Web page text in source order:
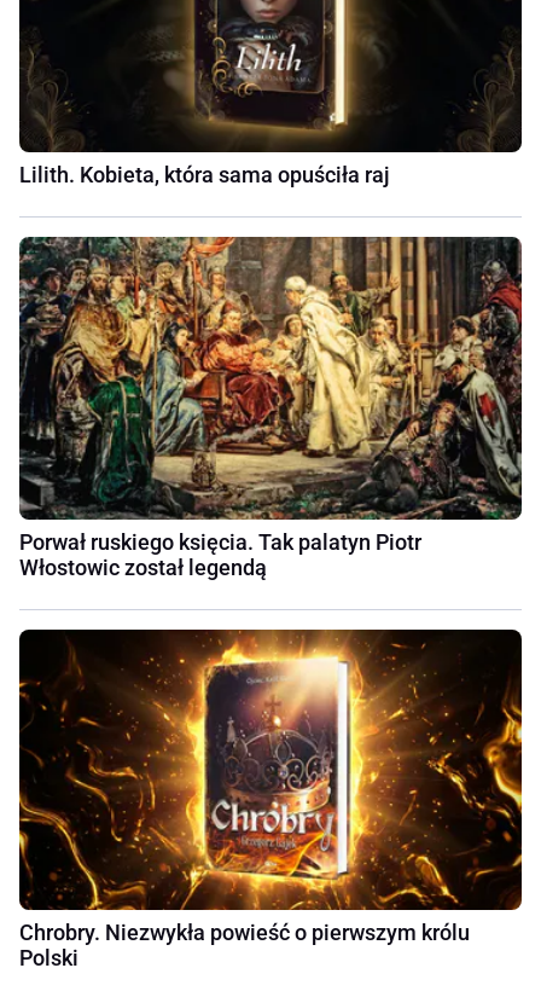
Lilith. Kobieta, która sama opuściła raj
Porwał ruskiego księcia. Tak palatyn Piotr
Włostowic został legendą
Chrobry. Niezwykła powieść o pierwszym królu
Polski